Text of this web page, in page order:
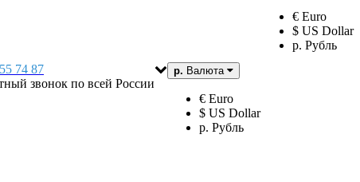
€ Euro
$ US Dollar
р. Рубль
р. Валюта
€ Euro
$ US Dollar
р. Рубль
74 87
звонок по всей России